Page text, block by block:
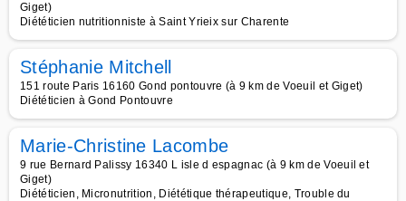
Giget)
Diététicien nutritionniste à Saint Yrieix sur Charente
Stéphanie Mitchell
151 route Paris 16160 Gond pontouvre (à 9 km de Voeuil et Giget)
Diététicien à Gond Pontouvre
Marie-Christine Lacombe
9 rue Bernard Palissy 16340 L isle d espagnac (à 9 km de Voeuil et
Giget)
Diététicien, Micronutrition, Diététique thérapeutique, Trouble du